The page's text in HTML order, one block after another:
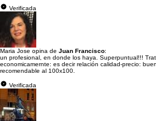
Verificada
Maria Jose opina de Juan Francisco:
un profesional, en donde los haya. Superpuntual!!!
economicamernte: es decir relación calidad-precio:
recomendable al 100x100.
Verificada